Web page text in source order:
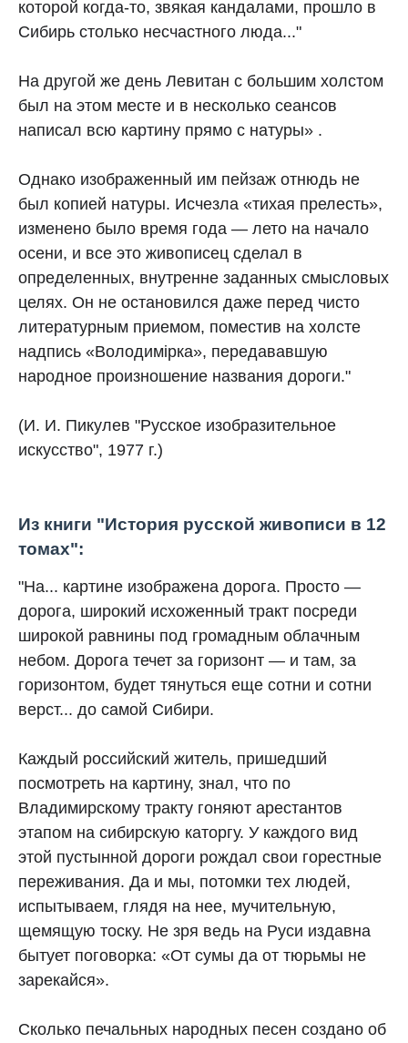
которой когда-то, звякая кандалами, прошло в
Сибирь столько несчастного люда..."
На другой же день Левитан с большим холстом
был на этом месте и в несколько сеансов
написал всю картину прямо с натуры» .
Однако изображенный им пейзаж отнюдь не
был копией натуры. Исчезла «тихая прелесть»,
изменено было время года — лето на начало
осени, и все это живописец сделал в
определенных, внутренне заданных смысловых
целях. Он не остановился даже перед чисто
литературным приемом, поместив на холсте
надпись «Володимiрка», передававшую
народное произношение названия дороги."
(И. И. Пикулев "Русское изобразительное
искусство", 1977 г.)
Из книги "История русской живописи в 12
томах":
"На... картине изображена дорога. Просто —
дорога, широкий исхоженный тракт посреди
широкой равнины под громадным облачным
небом. Дорога течет за горизонт — и там, за
горизонтом, будет тянуться еще сотни и сотни
верст... до самой Сибири.
Каждый российский житель, пришедший
посмотреть на картину, знал, что по
Владимирскому тракту гоняют арестантов
этапом на сибирскую каторгу. У каждого вид
этой пустынной дороги рождал свои горестные
переживания. Да и мы, потомки тех людей,
испытываем, глядя на нее, мучительную,
щемящую тоску. Не зря ведь на Руси издавна
бытует поговорка: «От сумы да от тюрьмы не
зарекайся».
Сколько печальных народных песен создано об